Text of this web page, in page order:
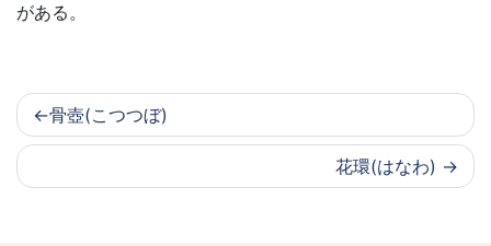
がある。
骨壺(こつつぼ)
花環(はなわ)